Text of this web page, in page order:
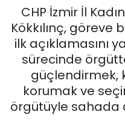
CHP İzmir İl
Kökkılınç, göreve
ilk açıklamasını
sürecinde
güçlendirmek,
korumak ve
örgütüyle sahada
EKONOMİ
English News
GÜNCEL
KÜLTÜR SANAT
Son Dakika
Haber Arşivi